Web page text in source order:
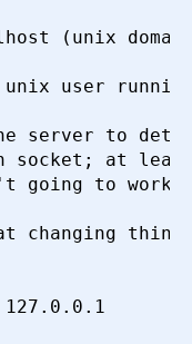
authentication
authentication
28
10 мая
authentication
апреля 2000 г. в
(unix
user
server to
socket; at
going to work.
changing